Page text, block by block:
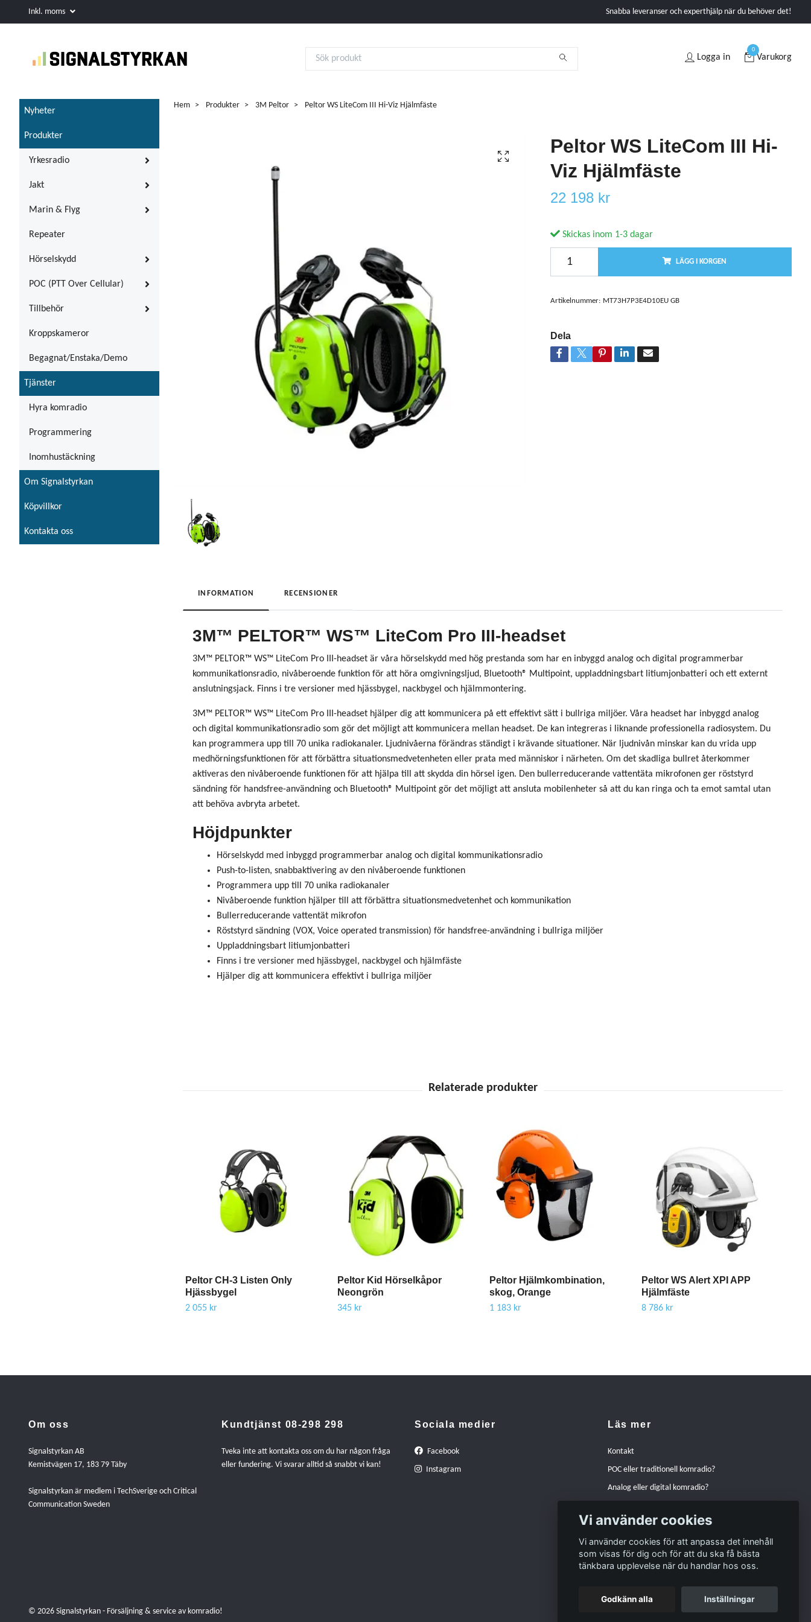
Inkl. moms Snabba leveranser och experthjälp när du behöver det!
Logga in
0
Varukorg
Nyheter
Produkter
Yrkesradio
Jakt
Marin & Flyg
Repeater
Hörselskydd
POC (PTT Over Cellular)
Tillbehör
Kroppskameror
Begagnat/Enstaka/Demo
Tjänster
Hyra komradio
Programmering
Inomhustäckning
Om Signalstyrkan
Köpvillkor
Kontakta oss
Hem Produkter 3M Peltor Peltor WS LiteCom III Hi-Viz Hjälmfäste
Peltor WS LiteCom III Hi-
Viz Hjälmfäste
22 198 kr
Skickas inom 1-3 dagar
LÄGG I KORGEN
Artikelnummer: MT73H7P3E4D10EU GB
Dela
INFORMATION RECENSIONER
3M™ PELTOR™ WS™ LiteCom Pro III-headset
3M™ PELTOR™ WS™ LiteCom Pro III-headset är våra hörselskydd med hög prestanda som har en inbyggd analog och digital programmerbar
kommunikationsradio, nivåberoende funktion för att höra omgivningsljud, Bluetooth® Multipoint, uppladdningsbart litiumjonbatteri och ett externt
anslutningsjack. Finns i tre versioner med hjässbygel, nackbygel och hjälmmontering.
3M™ PELTOR™ WS™ LiteCom Pro III-headset hjälper dig att kommunicera på ett effektivt sätt i bullriga miljöer. Våra headset har inbyggd analog
och digital kommunikationsradio som gör det möjligt att kommunicera mellan headset. De kan integreras i liknande professionella radiosystem. Du
kan programmera upp till 70 unika radiokanaler. Ljudnivåerna förändras ständigt i krävande situationer. När ljudnivån minskar kan du vrida upp
medhörningsfunktionen för att förbättra situationsmedvetenheten eller prata med människor i närheten. Om det skadliga bullret återkommer
aktiveras den nivåberoende funktionen för att hjälpa till att skydda din hörsel igen. Den bullerreducerande vattentäta mikrofonen ger röststyrd
sändning för handsfree-användning och Bluetooth® Multipoint gör det möjligt att ansluta mobilenheter så att du kan ringa och ta emot samtal utan
att behöva avbryta arbetet.
Höjdpunkter
Hörselskydd med inbyggd programmerbar analog och digital kommunikationsradio
Push-to-listen, snabbaktivering av den nivåberoende funktionen
Programmera upp till 70 unika radiokanaler
Nivåberoende funktion hjälper till att förbättra situationsmedvetenhet och kommunikation
Bullerreducerande vattentät mikrofon
Röststyrd sändning (VOX, Voice operated transmission) för handsfree-användning i bullriga miljöer
Uppladdningsbart litiumjonbatteri
Finns i tre versioner med hjässbygel, nackbygel och hjälmfäste
Hjälper dig att kommunicera effektivt i bullriga miljöer
Peltor CH-3 Listen Only
Hjässbygel
2 055 kr
Peltor Kid Hörselkåpor
Neongrön
345 kr
Peltor Hjälmkombination,
skog, Orange
1 183 kr
Peltor WS Alert XPI APP
Hjälmfäste
8 786 kr
Om oss
Signalstyrkan AB
Kemistvägen 17, 183 79 Täby
Signalstyrkan är medlem i TechSverige och Critical
Communication Sweden
Kundtjänst 08-298 298
Tveka inte att kontakta oss om du har någon fråga
eller fundering. Vi svarar alltid så snabbt vi kan!
Sociala medier
Facebook
Instagram
Läs mer
Kontakt
POC eller traditionell komradio?
Analog eller digital komradio?
Varför välja Peltor hörselskydd istället för andra
alternativ?
Zodiac Freetalk Pro eller Kenwood PKT-300E
© 2026 Signalstyrkan - Försäljning & service av komradio!
Vi använder cookies
Vi använder cookies för att anpassa det innehåll
som visas för dig och för att du ska få bästa
tänkbara upplevelse när du handlar hos oss.
Godkänn alla Inställningar